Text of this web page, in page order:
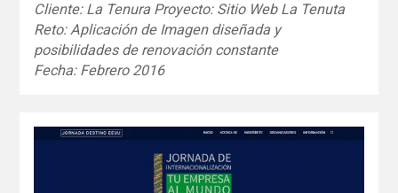
Cliente: La Tenura Proyecto: Sitio Web La Tenuta
Reto: Aplicación de Imagen diseñada y
posibilidades de renovación constante
Fecha: Febrero 2016